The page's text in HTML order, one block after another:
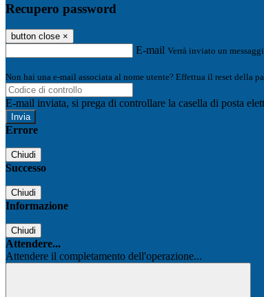
Recupero password
button close ×
E-mail Verrà inviato un
Non hai una e-mail associata al nome utente? Effettua il reset della
E-mail inviata, si prega di controllare la casella di posta
Errore
Chiudi
Successo
Chiudi
Informazione
Chiudi
Attendere...
Attendere il completamento dell'operazione...